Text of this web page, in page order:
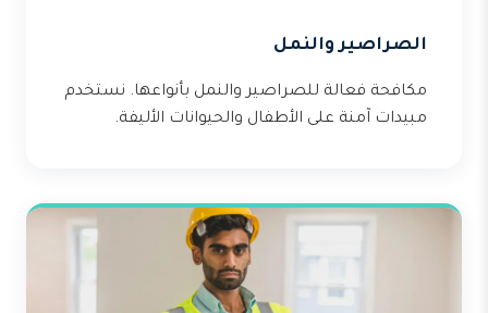
الصراصير والنمل
مكافحة فعالة للصراصير والنمل بأنواعها. نستخدم
مبيدات آمنة على الأطفال والحيوانات الأليفة.